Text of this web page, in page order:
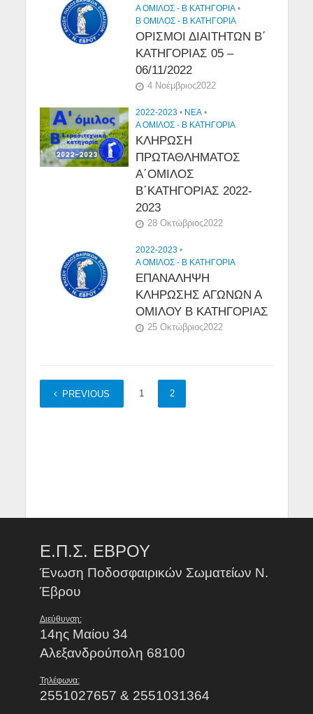
Α ΟΜΙΛΟΣ - Β ΚΑΤΗΓΟΡΙΑ •
Β ΟΜΙΛΟΣ - Β ΚΑΤΗΓΟΡΙΑ
ΟΡΙΣΜΟΙ ΔΙΑΙΤΗΤΩΝ Β΄
ΚΑΤΗΓΟΡΙΑΣ 05 –
06/11/2022
4 Νοέμβριος2022
2022-2023 • NEA •
Α ΟΜΙΛΟΣ - Β ΚΑΤΗΓΟΡΙΑ
ΚΛΗΡΩΣΗ
ΠΡΩΤΑΘΛΗΜΑΤΟΣ
Α΄ΟΜΙΛΟΣ
Β΄ΚΑΤΗΓΟΡΙΑΣ 2022-
2023
28 Οκτώβριος2022
2022-2023 •
Α ΟΜΙΛΟΣ - Β ΚΑΤΗΓΟΡΙΑ
ΕΠΑΝΑΛΗΨΗ
ΚΛΗΡΩΣΗΣ ΑΓΩΝΩΝ Α
ΟΜΙΛΟΥ Β ΚΑΤΗΓΟΡΙΑΣ
25 Οκτώβριος2022
PREVIOUS 1 2
Ε.Π.Σ. ΕΒΡΟΥ
Ένωση Ποδοσφαιρικών Σωματείων Ν.
Έβρου
Διεύθυνση:
14ης Μαίου 34
Αλεξανδρούπολη 68100
Τηλέφωνα:
2551027657 & 2551031364